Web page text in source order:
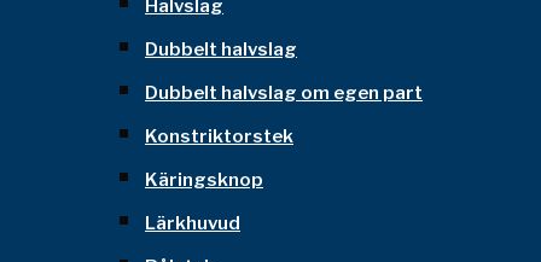
Halvslag
Dubbelt halvslag
Dubbelt halvslag om egen part
Konstriktorstek
Käringsknop
Lärkhuvud